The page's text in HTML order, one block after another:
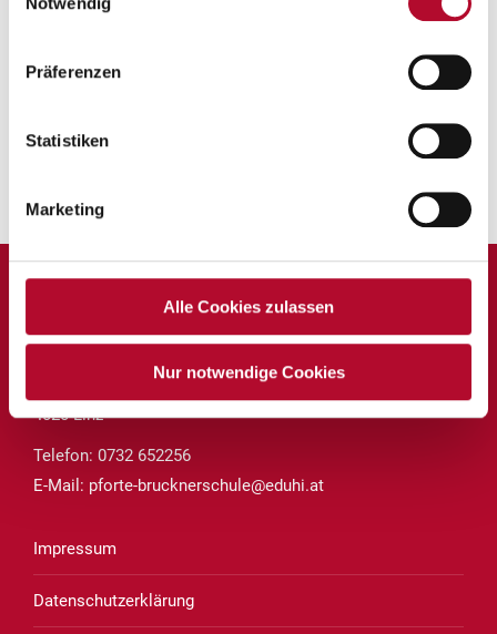
Präferenzen
Statistiken
Marketing
Alle Cookies zulassen
Nur notwendige Cookies
Brucknerstraße 8
4020 Linz
Telefon: 0732 652256
E-Mail: pforte-brucknerschule@eduhi.at
Impressum
Datenschutzerklärung